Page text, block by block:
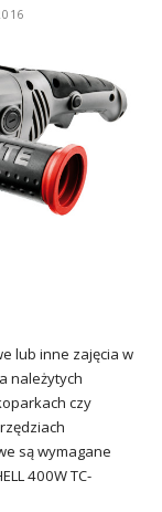
lub inne zajęcia w
należytych
czy
są wymagane
400W TC-